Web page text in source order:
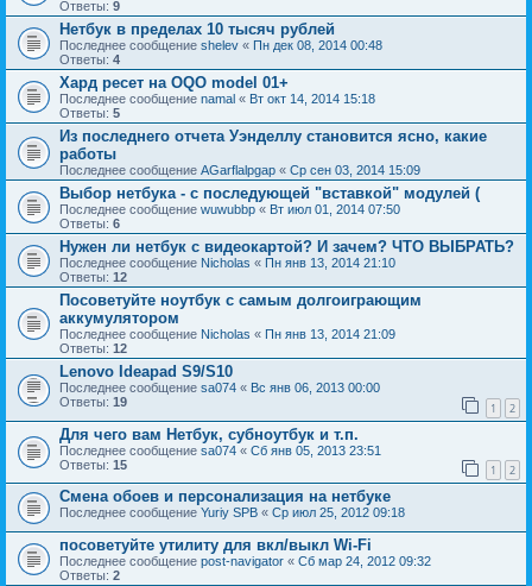
Ответы: 9
Нетбук в пределах 10 тысяч рублей
Последнее сообщение shelev « Пн дек 08, 2014 00:48
Ответы: 4
Хард ресет на OQO model 01+
Последнее сообщение namal « Вт окт 14, 2014 15:18
Ответы: 5
Из последнего отчета Уэнделлу становится ясно, какие
работы
Последнее сообщение AGarflalpgap « Ср сен 03, 2014 15:09
Выбор нетбука - с последующей "вставкой" модулей (
Последнее сообщение wuwubbp « Вт июл 01, 2014 07:50
Ответы: 6
Нужен ли нетбук с видеокартой? И зачем? ЧТО ВЫБРАТЬ?
Последнее сообщение Nicholas « Пн янв 13, 2014 21:10
Ответы: 12
Посоветуйте ноутбук с самым долгоиграющим
аккумулятором
Последнее сообщение Nicholas « Пн янв 13, 2014 21:09
Ответы: 12
Lenovo Ideapad S9/S10
Последнее сообщение sa074 « Вс янв 06, 2013 00:00
Ответы: 19 1 2
Для чего вам Нетбук, субноутбук и т.п.
Последнее сообщение sa074 « Сб янв 05, 2013 23:51
Ответы: 15 1 2
Смена обоев и персонализация на нетбуке
Последнее сообщение Yuriy SPB « Ср июл 25, 2012 09:18
посоветуйте утилиту для вкл/выкл Wi-Fi
Последнее сообщение post-navigator « Сб мар 24, 2012 09:32
Ответы: 2